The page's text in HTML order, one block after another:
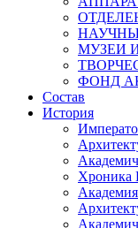
МУЗЕИ
ФОНД
Состав
История